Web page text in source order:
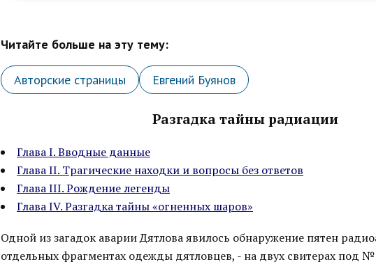
Читайте больше на эту тему:
Авторские страницы Евгений Буянов
Разгадка тайны радиации
Глава I. Вводные данные
Глава II. Трагические находки и вопросы без ответов
Глава III. Рождение легенды
Глава IV. Разгадка тайны «огненных шаров»
Одной из загадок аварии Дятлова явилось обнаружение пятен
отдельных фрагментах одежды дятловцев, - на двух свитерах под